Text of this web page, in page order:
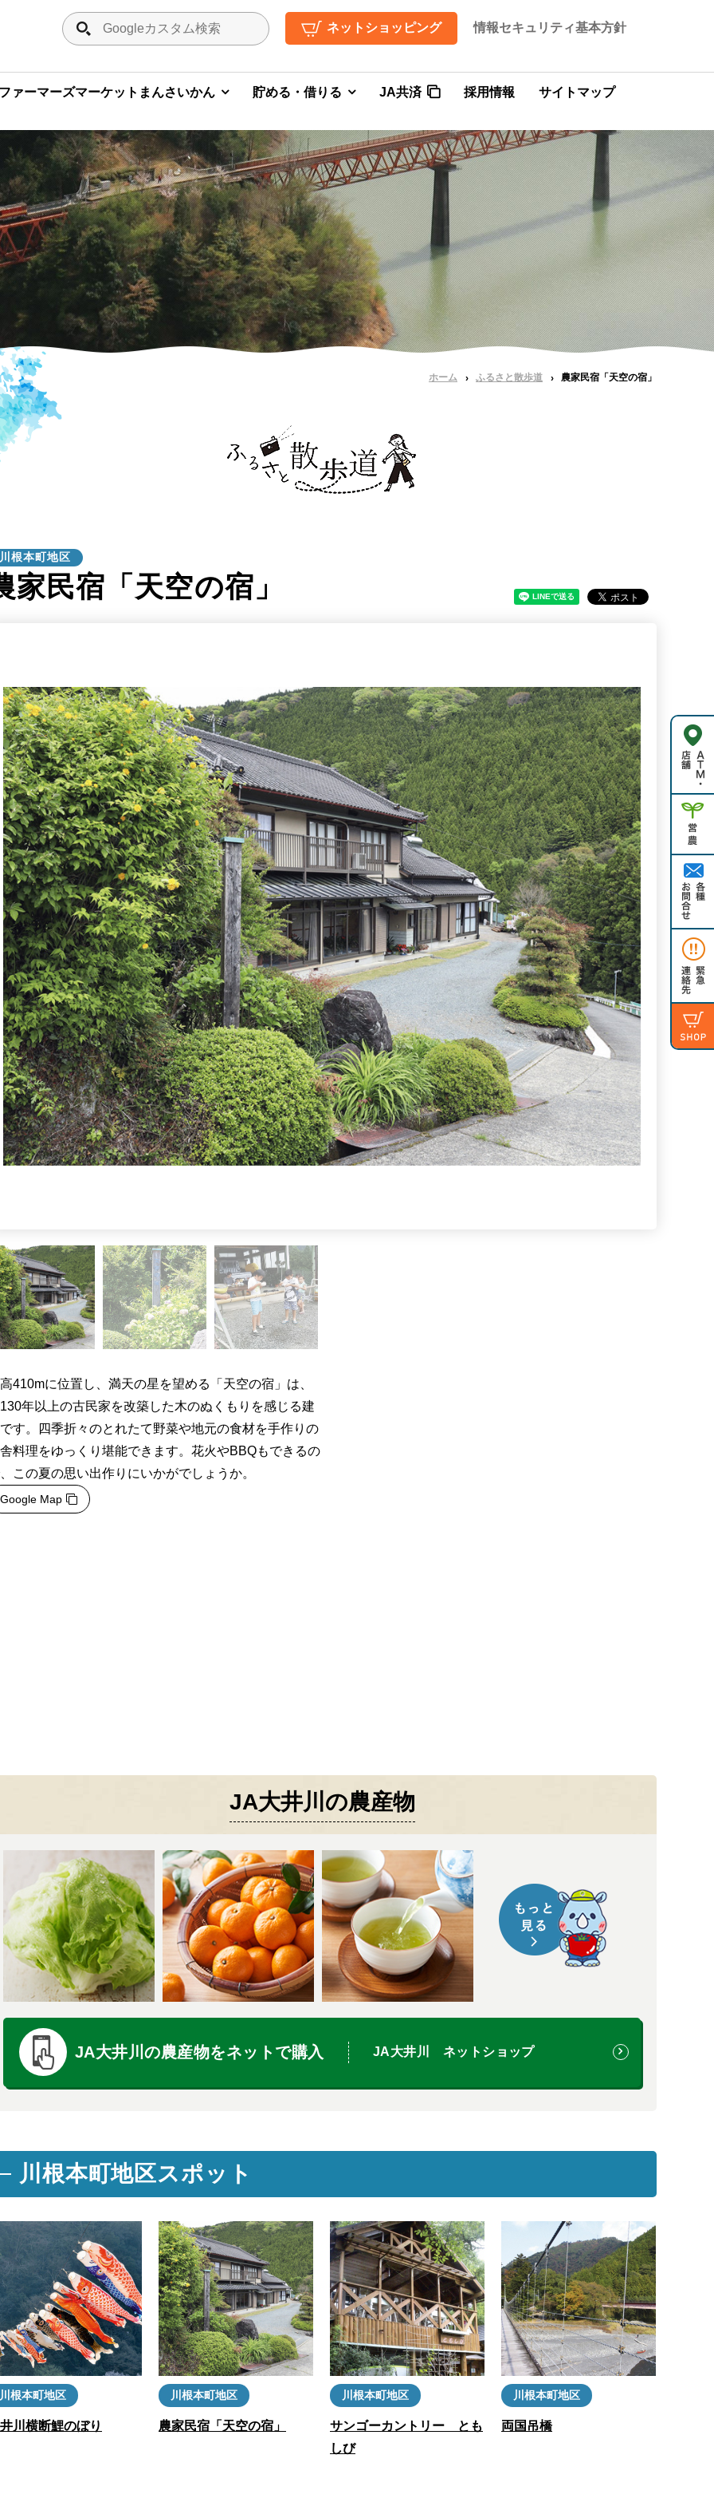
ネットショッピング 情報セキュリティ基本方針
ァーマーズマーケットまんさいかん 貯める・借りる JA共済 採用情報 サイトマップ
ホーム ふるさと散歩道 農家民宿「天空の宿」
川根本町地区
家民宿「天空の宿」
410mに位置し、満天の星を望める「天空の宿」は、
年以上の古民家を改築した木のぬくもりを感じる建
す。四季折々のとれたて野菜や地元の食材を手作りの
料理をゆっくり堪能できます。花火やBBQもできるの
この夏の思い出作りにいかがでしょうか。
Google Map
JA大井川の農産物
JA大井川の農産物をネットで購入 JA大井川 ネットショップ
川根本町地区スポット
川根本町地区
川横断鯉のぼり
川根本町地区
農家民宿「天空の宿」
川根本町地区
サンゴーカントリー とも
しび
川根本町地区
両国吊橋